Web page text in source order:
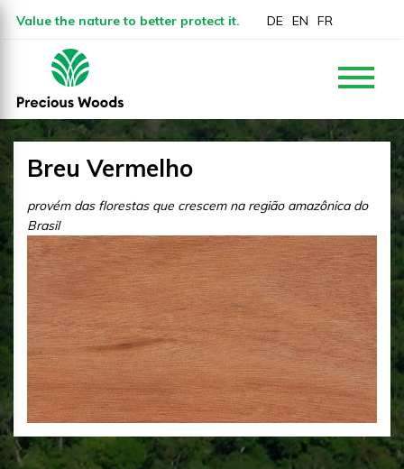
Value the nature to better protect it. DE EN FR
Breu Vermelho
provém das florestas que crescem na região amazônica do
Brasil